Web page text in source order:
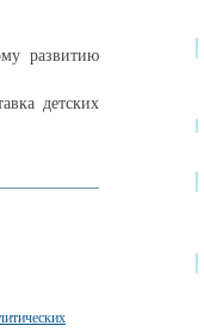
развитию
детских